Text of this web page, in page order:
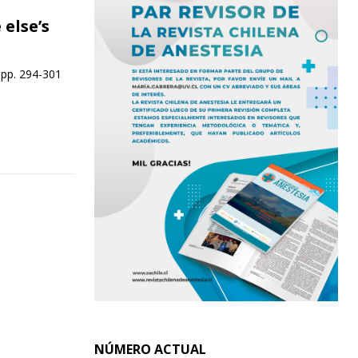
294-301
NÚMERO ACTUAL